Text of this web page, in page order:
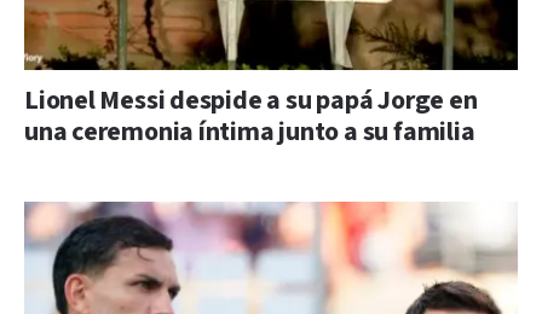
Lionel Messi despide a su papá Jorge en
una ceremonia íntima junto a su familia